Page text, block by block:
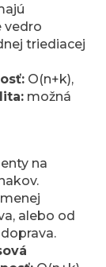
vedro
triediacej
O(n+k),
možná
na
alebo od